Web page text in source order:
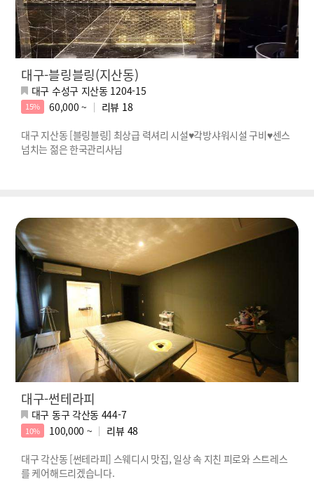
대구-블링블링(지산동)
대구 수성구 지산동 1204-15
15% 60,000 ~ 리뷰 18
대구 지산동 [블링블링] 최상급 력셔리 시설♥각방샤워시설 구비♥센스
넘치는 젊은 한국관리사님
대구-썬테라피
대구 동구 각산동 444-7
10% 100,000 ~ 리뷰 48
대구 각산동 [썬테라피] 스웨디시 맛집, 일상 속 지친 피로와 스트레스
를 케어해드리겠습니다.